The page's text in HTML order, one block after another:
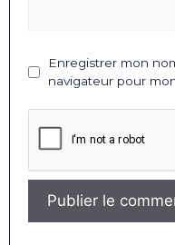
Enregistrer mon
navigateur pour